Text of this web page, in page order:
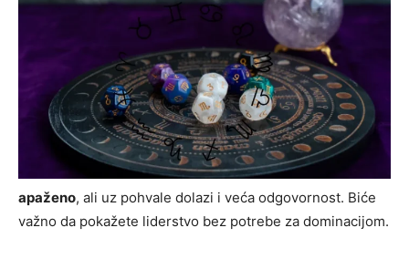
apaženo, ali uz pohvale dolazi i veća odgovornost. Biće
važno da pokažete liderstvo bez potrebe za dominacijom.